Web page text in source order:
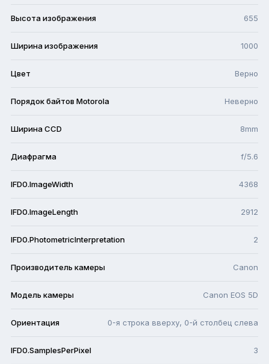
Высота изображения 655
Ширина изображения 1000
Цвет Верно
Порядок байтов Motorola Неверно
Ширина CCD 8mm
Диафрагма f/5.6
IFD0.ImageWidth 4368
IFD0.ImageLength 2912
IFD0.PhotometricInterpretation 2
Производитель камеры Canon
Модель камеры Canon EOS 5D
Ориентация 0-я строка вверху, 0-й столбец слева
IFD0.SamplesPerPixel 3